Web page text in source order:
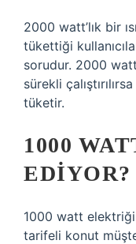
2000 watt’lık bir
tükettiği
sorudur. 2000
sürekli
tüketir.
1000
EDIYOR?
1000 watt
tarifeli konut